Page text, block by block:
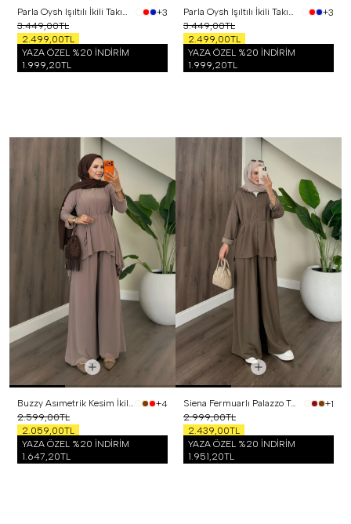
Parla Oysh Işıltılı İkili Takım Sarı
+3
3.449,00TL
2.499,00TL
YAZA ÖZEL %20 İNDİRİM
1.999,20TL
Parla Oysh Işıltılı İkili Takım Siyah
+3
3.449,00TL
2.499,00TL
YAZA ÖZEL %20 İNDİRİM
1.999,20TL
Buzzy Asımetrik Kesim İkili Takım Vizon
+4
2.599,00TL
2.059,00TL
YAZA ÖZEL %20 İNDİRİM
1.647,20TL
Siena Fermuarlı Palazzo Takım Haki
+1
2.999,00TL
2.439,00TL
YAZA ÖZEL %20 İNDİRİM
1.951,20TL